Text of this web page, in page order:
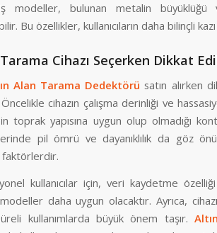
modeller, bulunan metalin büyüklüğü
Bu özellikler, kullanıcıların daha bilinçli
Cihazı Seçerken Dikkat
Alan Tarama Dedektörü satın alırken
cihazın çalışma derinliği ve
toprak yapısına uygun olup olmadığı
pil ömrü ve dayanıklılık da göz
kullanıcılar için, veri kaydetme
daha uygun olacaktır. Ayrıca,
kullanımlarda büyük önem taşır.